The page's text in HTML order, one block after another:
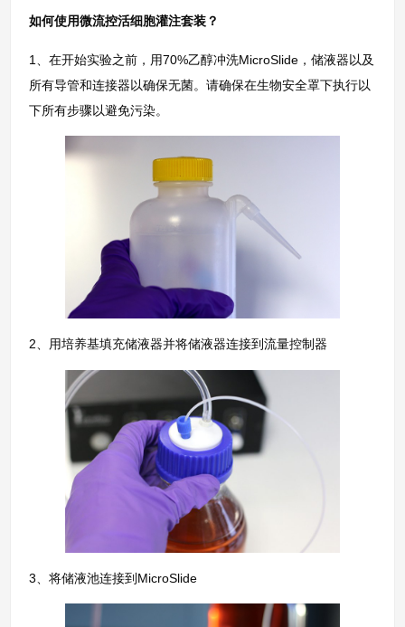
如何使用微流控活细胞灌注套装？
1、在开始实验之前，用70%乙醇冲洗MicroSlide，储液器以及
所有导管和连接器以确保无菌。请确保在生物安全罩下执行以
下所有步骤以避免污染。
2、用培养基填充储液器并将储液器连接到流量控制器
3、将储液池连接到MicroSlide